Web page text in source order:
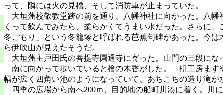
って、隣には火の見櫓、そして消防車が止まっていた。
大垣藩校敬教堂跡の前を通り、八幡神社に向かった。
八幡
くって飲んでみたら、柔らかくてうまい水だった。さらに
冬ごもり」という冬籠塚と呼ばれる芭蕉句碑があった。今
ら伊吹山が見えたそうだ。
大垣藩主戸田氏の菩提寺圓通寺に寄った。山門の三段にな
南に向かって歩いていると檜の木香がした。「枡工房ます
幅が広く四角い池のようになっていて、あちこちの造り滝が
四季の広場から南へ200ｍ、目的地の船町川湊に着く。川